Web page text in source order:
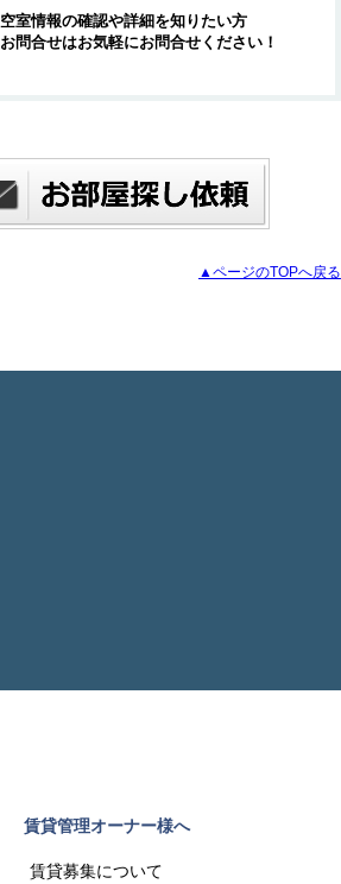
空室情報の確認や詳細を知りたい方
お問合せはお気軽にお問合せください！
▲ページのTOPへ戻る
賃貸管理オーナー様へ
賃貸募集について